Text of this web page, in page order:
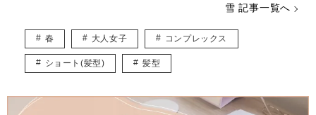
雪 記事一覧へ
春 大人女子 コンプレックス
ショート(髪型) 髪型